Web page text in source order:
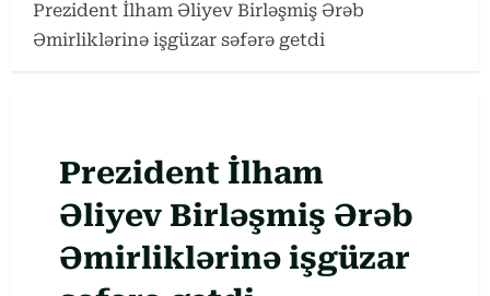
Prezident İlham Əliyev Birləşmiş Ərəb
Əmirliklərinə işgüzar səfərə getdi
Prezident İlham
Əliyev Birləşmiş Ərəb
Əmirliklərinə işgüzar